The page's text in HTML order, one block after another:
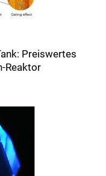
Preiswertes
Reaktor